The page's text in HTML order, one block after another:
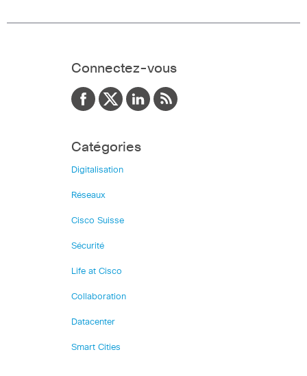
Connectez-vous
Catégories
Digitalisation
Réseaux
Cisco Suisse
Sécurité
Life at Cisco
Collaboration
Datacenter
Smart Cities